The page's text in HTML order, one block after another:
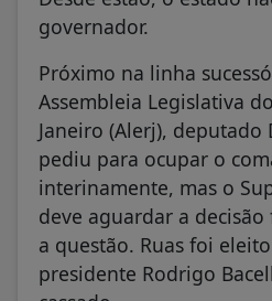
governador.
Próximo na linha
Assembleia Legislativa
Janeiro (Alerj), deputado
pediu para ocupar o
interinamente, mas o
deve aguardar a
a questão. Ruas foi
presidente Rodrigo